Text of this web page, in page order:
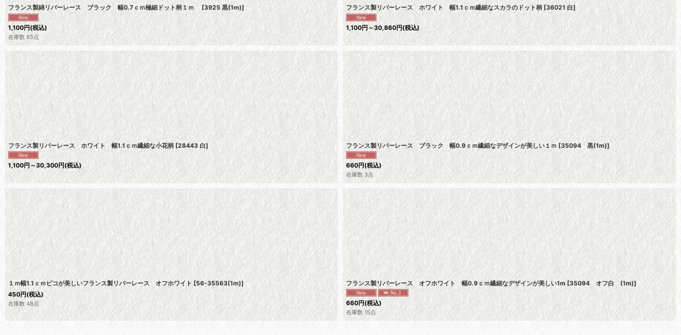
フランス製綿リバーレース ブラック 幅0.7ｃｍ極細ドット柄１ｍ [3925 黒(1m)]
1,100円(税込)
在庫数 65点
フランス製リバーレース ホワイト 幅1.1ｃｍ繊細なスカラのドット柄 [36021 白]
1,100円～30,860円(税込)
フランス製リバーレース ホワイト 幅1.1ｃｍ繊細な小花柄 [28443 白]
1,100円～30,300円(税込)
フランス製リバーレース ブラック 幅0.9ｃｍ繊細なデザインが美しい１ｍ [35094 黒(1m)]
660円(税込)
在庫数 3点
１ｍ幅1.1ｃｍピコが美しいフランス製リバーレース オフホワイト [56-35563(1m)]
450円(税込)
在庫数 48点
フランス製リバーレース オフホワイト 幅0.9ｃｍ繊細なデザインが美しい1m [35094 オフ白 (1m)]
660円(税込)
在庫数 15点